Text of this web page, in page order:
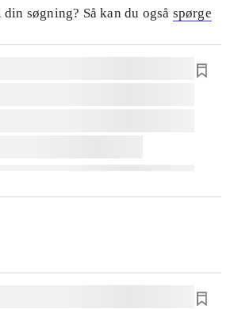
søgning? Så kan du også spørge
ipsum dolor sit amet ...
ipsum dolor sit amet ...